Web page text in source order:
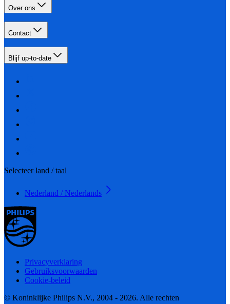
Over ons
Contact
Blijf up-to-date
Selecteer land / taal
Nederland / Nederlands
Privacyverklaring
Gebruiksvoorwaarden
Cookie-beleid
© Koninklijke Philips N.V., 2004 - 2026. Alle rechten